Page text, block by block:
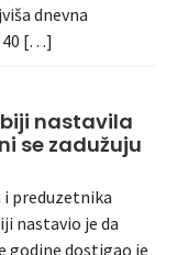
dnevna
40 […]
nastavila
se zadužuju
i preduzetnika
nastavio je da
godine dostigao je